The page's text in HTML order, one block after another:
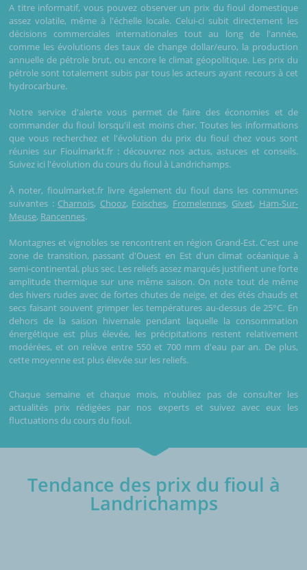
A titre informatif, vous pouvez observer un prix du fioul domestique
assez volatile, même à l'échelle locale. Celui-ci subit directement les
décisions commerciales internationales tout au long de l'année,
comme les évolutions des taux de change dollar/euro, la production
annuelle de pétrole brut, ou encore le climat géopolitique. Les prix du
pétrole sont totalement subis par tous les acteurs ayant recours à cet
hydrocarbure.
Notre service d'alerte vous permet de faire des économies et de
commander du fioul lorsqu'il est moins cher. Toutes les informations
que vous recherchez et l'évolution du prix du fioul chez vous sont
réunies sur Fioulmarkt.fr : découvrez nos actus, astuces et conseils.
Suivez ici l'évolution du cours du fioul à Landrichamps.
À noter, fioulmarket.fr livre également du fioul dans les communes
suivantes : Charnois, Chooz, Foisches, Fromelennes, Givet, Ham-Sur-
Meuse, Rancennes.
Montagnes et vignobles se rencontrent en région Grand-Est. C'est une
zone de transition, passant d'Ouest en Est d'un climat océanique à
semi-continental, plus sec. Les reliefs assez marqués justifient une forte
amplitude thermique sur une même saison. On note tout de même
des hivers rudes avec de fortes chutes de neige, et des étés chauds et
secs faisant souvent grimper les températures au-dessus de 25°C. En
dehors de la saison hivernale pendant laquelle la consommation
énergétique est plus élevée, les précipitations restent relativement
modérées, et on relève entre 550 et 700 mm d'eau par an. De plus,
cette moyenne est plus élevée sur les reliefs.
Chaque semaine et chaque mois, n'oubliez pas de consulter les
actualités prix rédigées par nos experts et suivez avec eux les
fluctuations du cours du fioul.
Tendance des prix du fioul à
Landrichamps